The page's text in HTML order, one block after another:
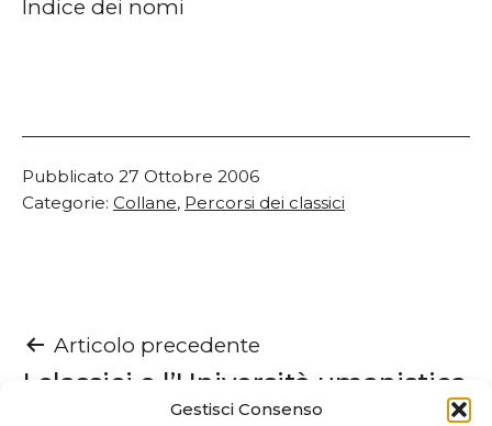
Gestisci Consenso
Indice dei nomi
Pubblicato 27 Ottobre 2006
Categorie: Collane, Percorsi dei classici
Navigazione
Articolo precedente
I classici e l’Università umanistica